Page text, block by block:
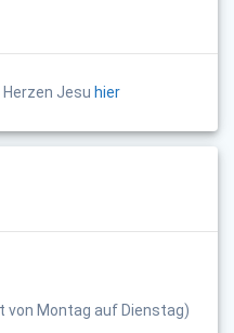
Jesu hier
von Montag auf Dienstag)